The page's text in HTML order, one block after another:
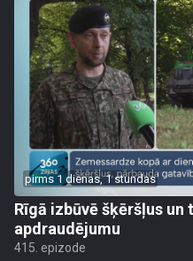
pirms 1 dienas, 1 stundas
Rīgā izbūvē šķēršļus
apdraudējumu
415. epizode